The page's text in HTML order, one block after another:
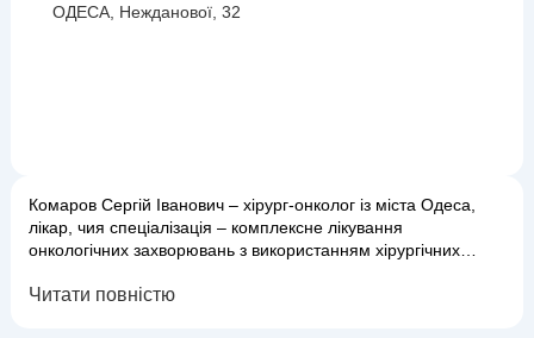
ОДЕСА, Нежданової, 32
Комаров Сергій Іванович – хірург-онколог із міста Одеса,
лікар, чия спеціалізація – комплексне лікування
онкологічних захворювань з використанням хірургічних
онкології та широкий практичний досвід у проведенні
Читати повністю